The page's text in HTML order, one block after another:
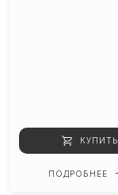
КУПИТЬ
ПОДРОБНЕЕ